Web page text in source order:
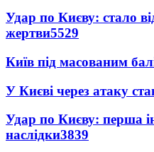
Удар по Києву: стало
жертви5529
Київ під масованим
У Києві через атаку
Удар по Києву: перша
наслідки3839